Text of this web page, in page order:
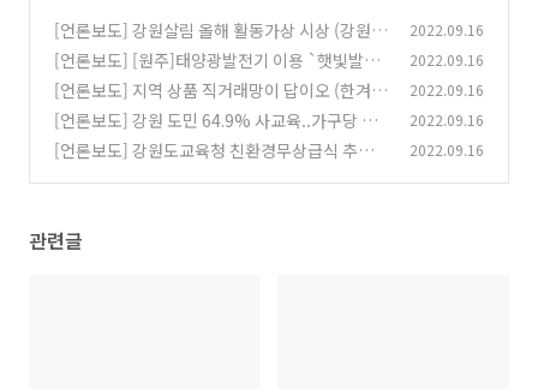
[언론보도] 강원살림 올해 활동가상 시상 (강원도
민일보 2015-12-18)
(0)
2022.09.16
[언론보도] [원주]태양광발전기 이용 `햇빛발전
협동조합' 내달 창립(강원일보 2013-11-19) (0)
2022.09.16
[언론보도] 지역 상품 직거래망이 답이오 (한겨레
신문 2011-06-15)
(0)
2022.09.16
[언론보도] 강원 도민 64.9% 사교육..가구당 월
평균 49만4천원 (연합뉴스 2011-03-15)
(0)
2022.09.16
[언론보도] 강원도교육청 친환경무상급식 추진
2022.09.16
관련글